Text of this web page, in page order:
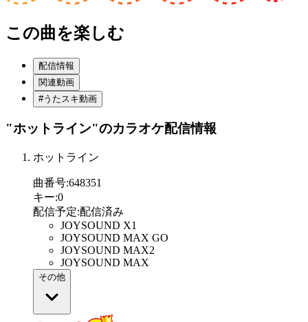
この曲を楽しむ
配信情報
関連動画
#うたスキ動画
"ホットライン"のカラオケ配信情報
ホットライン
曲番号:648351
キー:0
配信予定:配信済み
JOYSOUND X1
JOYSOUND MAX GO
JOYSOUND MAX2
JOYSOUND MAX
その他